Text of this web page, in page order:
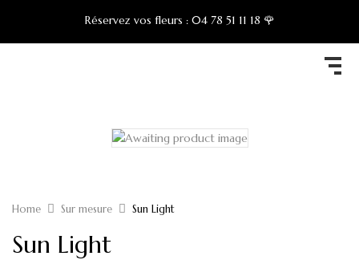
Réservez vos fleurs : 04 78 51 11 18 🌹
Home Sur mesure Sun Light
Sun Light